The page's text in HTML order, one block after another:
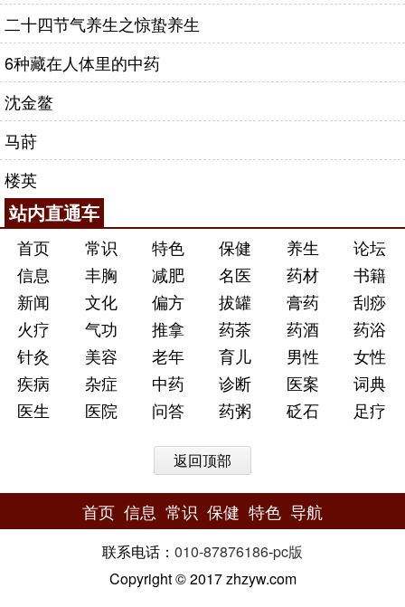
二十四节气养生之惊蛰养生
6种藏在人体里的中药
沈金鳌
马莳
楼英
站内直通车
首页 常识 特色 保健 养生
论坛
信息
丰胸 减肥 名医 药材
书籍
新闻
文化 偏方 拔罐 膏药
刮痧
火疗
气功 推拿 药茶 药酒
药浴
针灸
美容 老年 育儿 男性
女性
疾病
杂症 中药 诊断 医案
词典
医生
医院 问答 药粥 砭石 足疗
返回顶部
首页 信息 常识 保健 特色 导航
联系电话： 010-87876186-pc版
Copyright © 2017 zhzyw.com